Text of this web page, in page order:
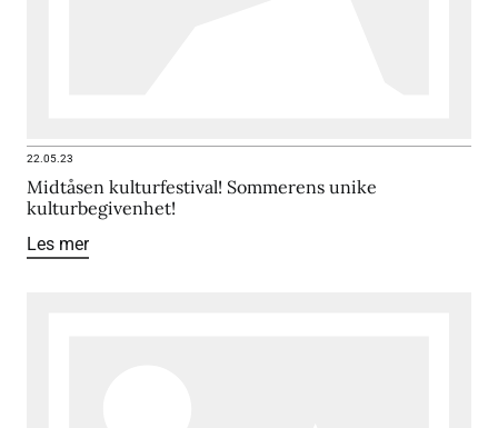
22.05.23
Midtåsen kulturfestival! Sommerens unike
kulturbegivenhet!
Les mer